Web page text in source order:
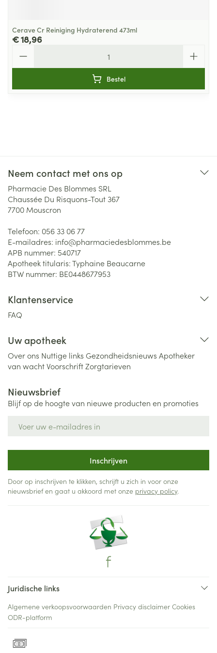
Cerave Cr Reiniging Hydraterend 473ml
€ 18,96
Bestel
Neem contact met ons op
Pharmacie Des Blommes SRL
Chaussée Du Risquons-Tout 367
7700 Mouscron
Telefoon: 056 33 06 77
E-mailadres: info@pharmaciedesblommes.be
APB nummer: 540717
Apotheek titularis:Typhaine Beaucarne
BTW nummer: BE0448677953
Klantenservice
FAQ
Uw apotheek
Over ons Nuttige links Gezondheidsnieuws Apotheker
van wachtVoorschriftZorgtarieven
Nieuwsbrief
Blijf op de hoogte van nieuwe producten en promoties
Inschrijven
Door op inschrijven te klikken, schrijft u zich in voor onze
nieuwsbrief en gaat u akkoord met onze privacy policy.
Juridische links
Algemene verkoopsvoorwaarden Privacy disclaimer Cookies
ODR-platform